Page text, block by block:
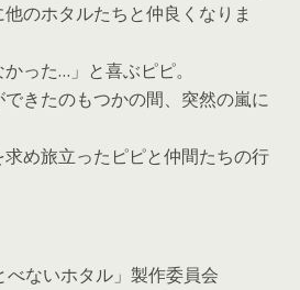
のホタルたちと仲良くなりま
った…」と喜ぶピピ。
きたのもつかの間、突然の嵐に
め旅立ったピピと仲間たちの行
ないホタル」製作委員会